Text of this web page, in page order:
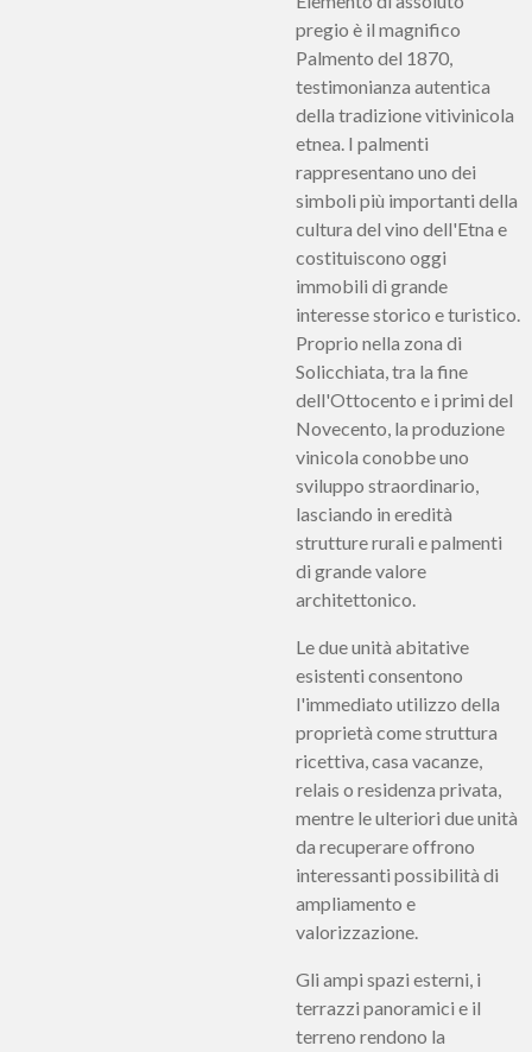
pregio è il magnifico
Palmento del 1870,
testimonianza autentica
della tradizione vitivinicola
etnea. I palmenti
rappresentano uno dei
simboli più importanti della
cultura del vino dell'Etna e
costituiscono oggi
immobili di grande
interesse storico e turistico.
Proprio nella zona di
Solicchiata, tra la fine
dell'Ottocento e i primi del
Novecento, la produzione
vinicola conobbe uno
sviluppo straordinario,
lasciando in eredità
strutture rurali e palmenti
di grande valore
architettonico.
Le due unità abitative
esistenti consentono
l'immediato utilizzo della
proprietà come struttura
ricettiva, casa vacanze,
relais o residenza privata,
mentre le ulteriori due unità
da recuperare offrono
interessanti possibilità di
ampliamento e
valorizzazione.
Gli ampi spazi esterni, i
terrazzi panoramici e il
terreno rendono la